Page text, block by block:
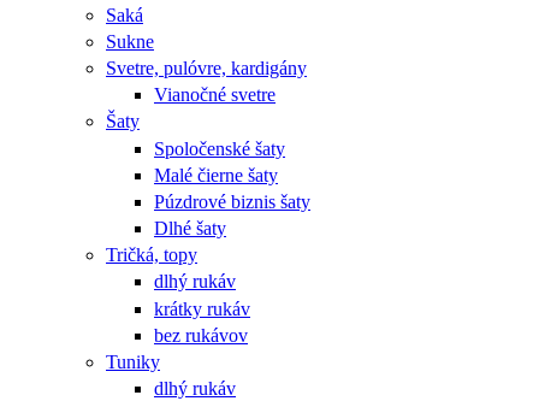
Saká
Sukne
Svetre, pulóvre, kardigány
Vianočné svetre
Šaty
Spoločenské šaty
Malé čierne šaty
Púzdrové biznis šaty
Dlhé šaty
Tričká, topy
dlhý rukáv
krátky rukáv
bez rukávov
Tuniky
dlhý rukáv